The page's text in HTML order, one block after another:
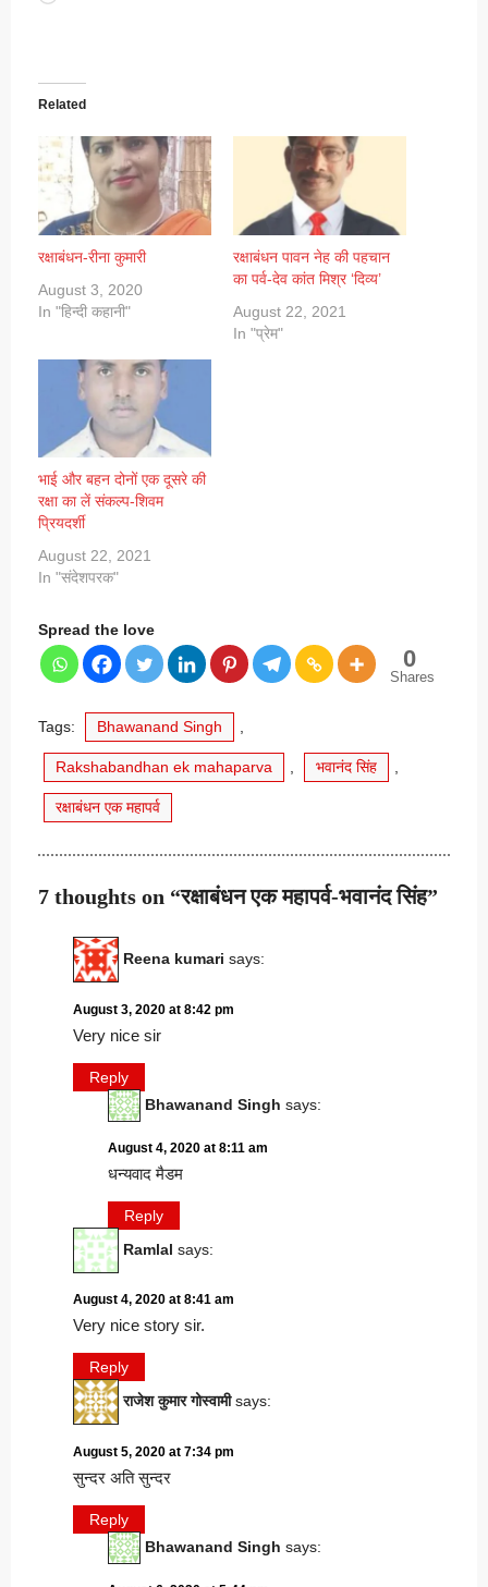
Related
रक्षाबंधन-रीना कुमारी
August 3, 2020
In "हिन्दी कहानी"
रक्षाबंधन पावन नेह की पहचान
का पर्व-देव कांत मिश्र ‘दिव्य’
August 22, 2021
In "प्रेम"
भाई और बहन दोनों एक दूसरे की
रक्षा का लें संकल्प-शिवम
प्रियदर्शी
August 22, 2021
In "संदेशपरक"
Spread the love
0
Shares
Tags: Bhawanand Singh ,
Rakshabandhan ek mahaparva , भवानंद सिंह ,
रक्षाबंधन एक महापर्व
7 thoughts on “रक्षाबंधन एक महापर्व-भवानंद सिंह”
Reena kumari says:
August 3, 2020 at 8:42 pm
Very nice sir
Reply
Bhawanand Singh says:
August 4, 2020 at 8:11 am
धन्यवाद मैडम
Reply
Ramlal says:
August 4, 2020 at 8:41 am
Very nice story sir.
Reply
राजेश कुमार गोस्वामी says:
August 5, 2020 at 7:34 pm
सुन्दर अति सुन्दर
Reply
Bhawanand Singh says: